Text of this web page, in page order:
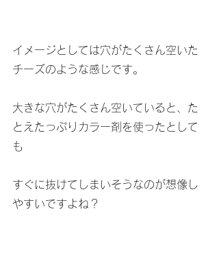
イメージとしては穴がたくさん空いた
チーズのような感じです。
大きな穴がたくさん空いていると、た
とえたっぷりカラー剤を使ったとして
も
すぐに抜けてしまいそうなのが想像し
やすいですよね？